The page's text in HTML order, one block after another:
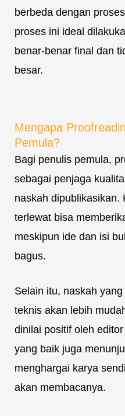
berbeda dengan
proses ini ideal
benar-benar final dan
besar.
Mengapa
Pemula?
Bagi penulis pemula,
sebagai penjaga
naskah dipublikasikan.
terlewat bisa
meskipun ide dan isi
bagus.
Selain itu, naskah
teknis akan lebih
dinilai positif oleh
yang baik juga
menghargai karya
akan membacanya.